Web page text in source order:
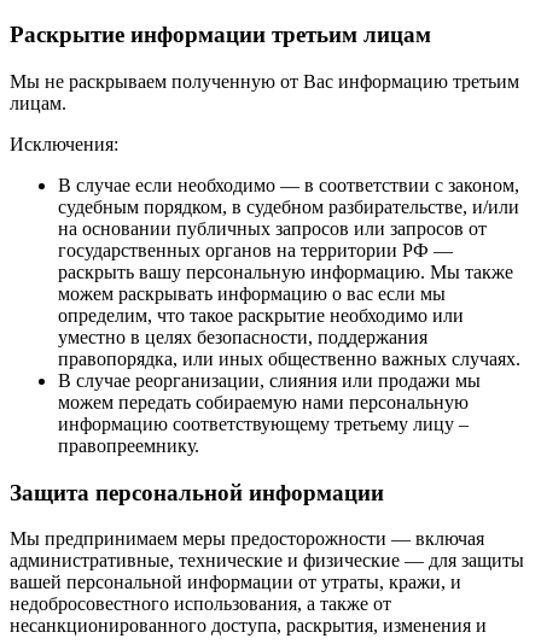
Раскрытие информации третьим лицам
Мы не раскрываем полученную от Вас информацию третьим
лицам.
Исключения:
В случае если необходимо — в соответствии с законом,
судебным порядком, в судебном разбирательстве, и/или
на основании публичных запросов или запросов от
государственных органов на территории РФ —
раскрыть вашу персональную информацию. Мы также
можем раскрывать информацию о вас если мы
определим, что такое раскрытие необходимо или
уместно в целях безопасности, поддержания
правопорядка, или иных общественно важных случаях.
В случае реорганизации, слияния или продажи мы
можем передать собираемую нами персональную
информацию соответствующему третьему лицу –
правопреемнику.
Защита персональной информации
Мы предпринимаем меры предосторожности — включая
административные, технические и физические — для защиты
вашей персональной информации от утраты, кражи, и
недобросовестного использования, а также от
несанкционированного доступа, раскрытия, изменения и